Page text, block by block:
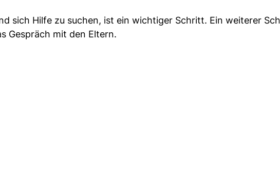
sich Hilfe zu suchen, ist ein wichtiger Schritt. Ein weiterer
Gespräch mit den Eltern.